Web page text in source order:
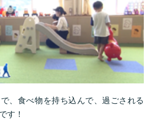
、食べ物を持ち込んで、過ごされる
す！